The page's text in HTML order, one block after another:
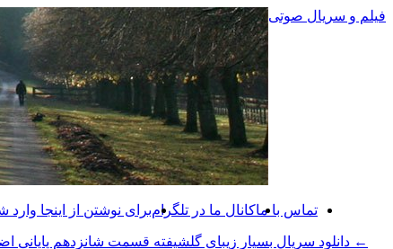
رفتن
فیلم و سریال صوتی
تماس با ماکانال ما در تلگرامبرای نوشتن از اینجا وارد
← دانلود سریال بسیار زیبای گلشیفته قسمت شانزدهم پایانی